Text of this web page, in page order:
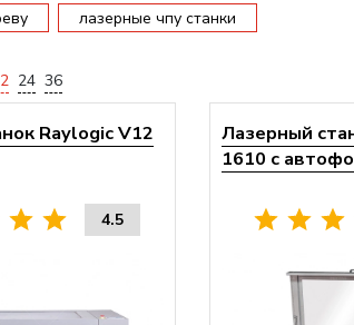
лазерные чпу станки
24 36
Raylogic V12
4.5
Лазерный
1610 с